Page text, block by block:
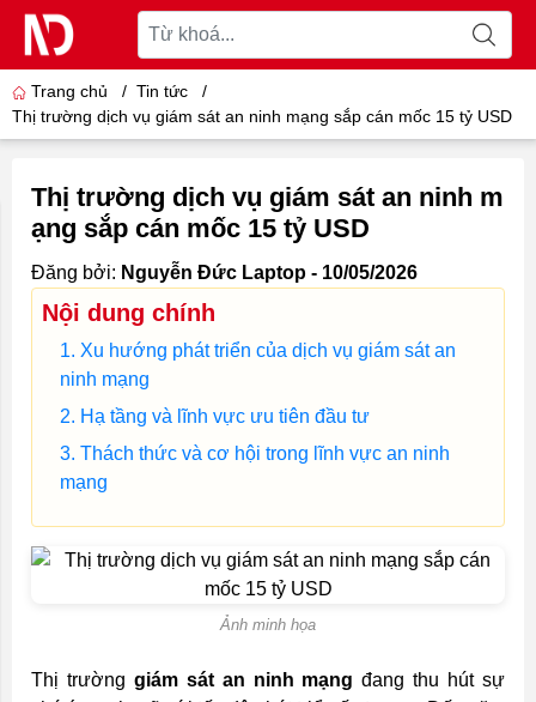
Trang chủ / Tin tức
/
Thị trường dịch vụ giám sát an ninh mạng sắp cán mốc 15 tỷ USD
Thị trường dịch vụ giám sát an ninh m
ạng sắp cán mốc 15 tỷ USD
Đăng bởi: Nguyễn Đức Laptop - 10/05/2026
Nội dung chính
Xu hướng phát triển của dịch vụ giám sát an
ninh mạng
Hạ tầng và lĩnh vực ưu tiên đầu tư
Thách thức và cơ hội trong lĩnh vực an ninh
mạng
Ảnh minh họa
Thị trường giám sát an ninh mạng đang thu hút sự